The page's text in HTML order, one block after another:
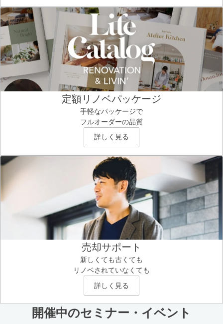
定額リノベパッケージ
手軽なパッケージで
フルオーダーの品質
詳しく見る
売却サポート
新しくても古くても
リノベされていなくても
詳しく見る
開催中のセミナー・イベント